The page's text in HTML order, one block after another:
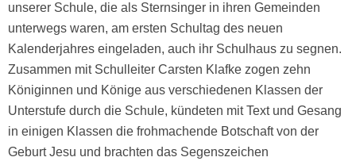
unserer Schule, die als Sternsinger in ihren Gemeinden
unterwegs waren, am ersten Schultag des neuen
Kalenderjahres eingeladen, auch ihr Schulhaus zu segnen.
Zusammen mit Schulleiter Carsten Klafke zogen zehn
Königinnen und Könige aus verschiedenen Klassen der
Unterstufe durch die Schule, kündeten mit Text und Gesang
in einigen Klassen die frohmachende Botschaft von der
Geburt Jesu und brachten das Segenszeichen